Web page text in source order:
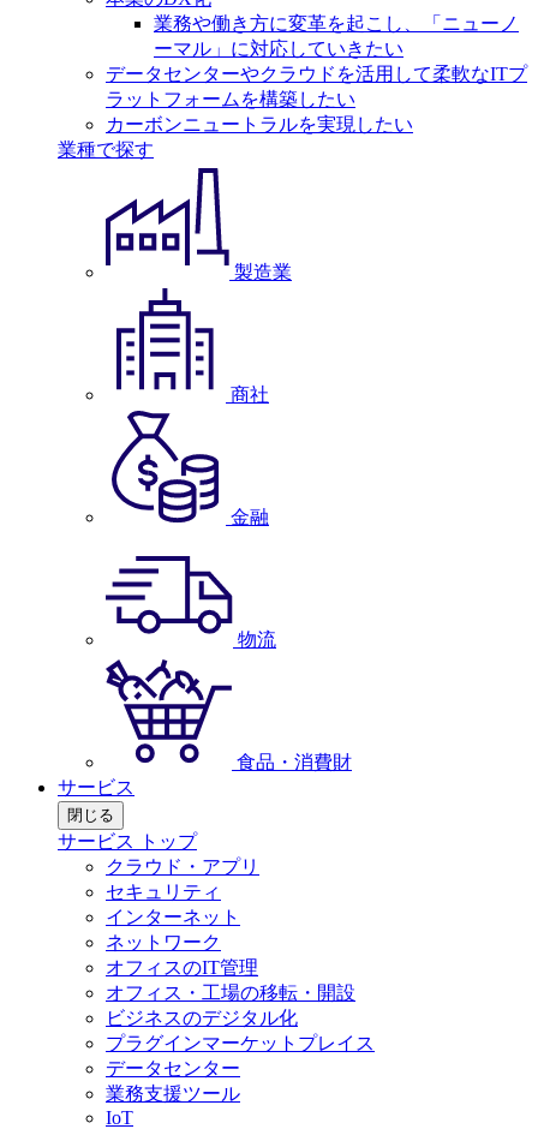
業務や働き方に変革を起こし、「ニューノ
ーマル」に対応していきたい
データセンターやクラウドを活用して柔軟なITプ
ラットフォームを構築したい
カーボンニュートラルを実現したい
業種で探す
製造業
商社
金融
物流
食品・消費財
サービス
閉じる
サービス トップ
クラウド・アプリ
セキュリティ
インターネット
ネットワーク
オフィスのIT管理
オフィス・工場の移転・開設
ビジネスのデジタル化
プラグインマーケットプレイス
データセンター
業務支援ツール
IoT